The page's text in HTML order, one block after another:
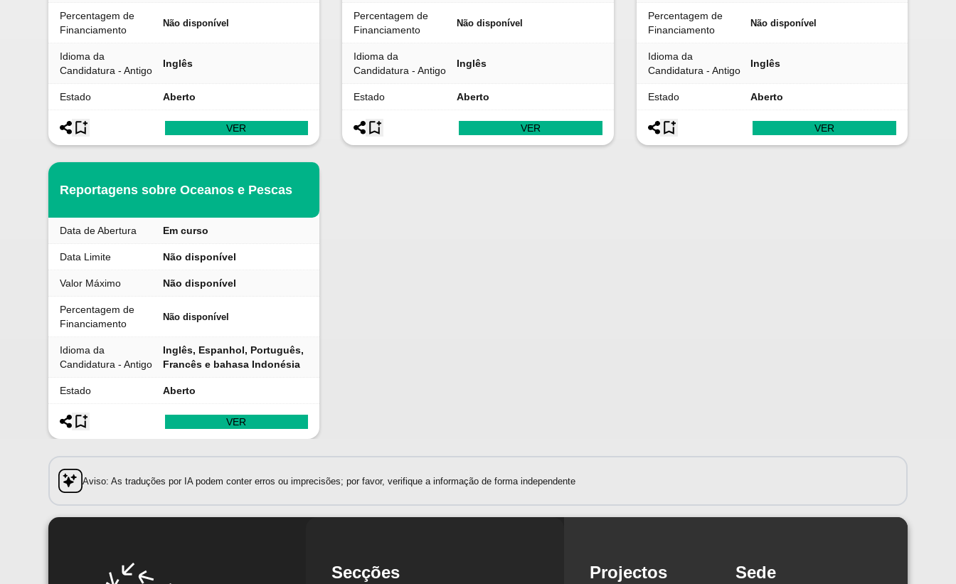
Percentagem de
Financiamento
Não disponível
Idioma da
Candidatura - Antigo
Inglês
Estado Aberto
VER
Percentagem de
Financiamento
Não disponível
Idioma da
Candidatura - Antigo
Inglês
Estado Aberto
VER
Percentagem de
Financiamento
Não disponível
Idioma da
Candidatura - Antigo
Inglês
Estado Aberto
VER
Reportagens sobre Oceanos e Pescas
Data de Abertura Em curso
Data Limite Não disponível
Valor Máximo Não disponível
Percentagem de
Financiamento
Não disponível
Idioma da
Candidatura - Antigo
Inglês, Espanhol, Português,
Francês e bahasa Indonésia
Estado Aberto
VER
Aviso: As traduções por IA podem conter erros ou imprecisões; por favor, verifique a informação de forma independente
Secções Projectos Sede